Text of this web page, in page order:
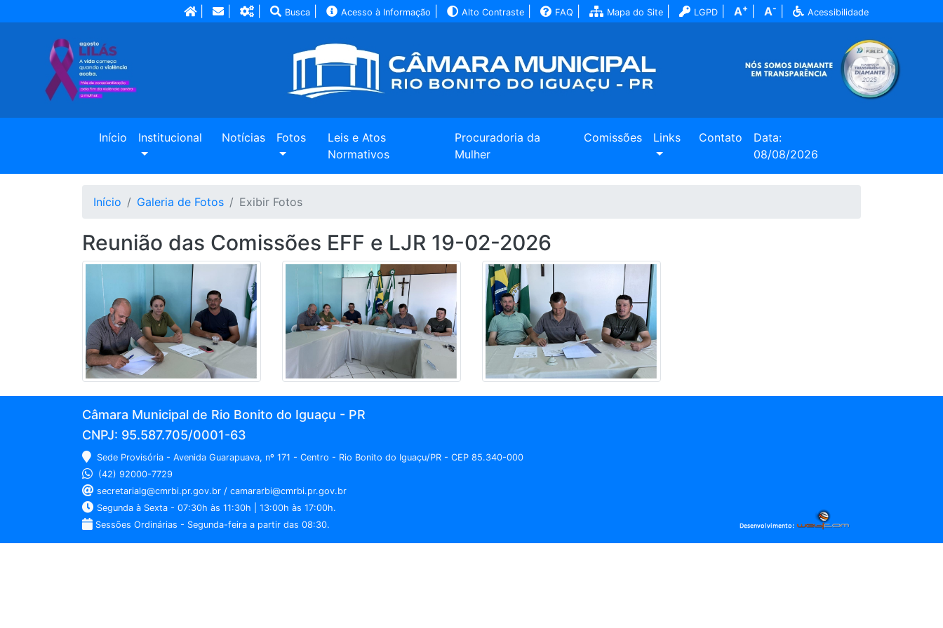
| Busca Acesso à Informação Alto Contraste FAQ Mapa do Site LGPD A+ A- Acessibilidade
Início (current)
Institucional Notícias Fotos
Leis e Atos
Normativos
Procuradoria da
Mulher
Comissões Links Contato
Data:
08/08/2026
Início Galeria de Fotos Exibir Fotos
Reunião das Comissões EFF e LJR 19-02-2026
Câmara Municipal de Rio Bonito do Iguaçu - PR
CNPJ: 95.587.705/0001-63
Sede Provisória - Avenida Guarapuava, nº 171 - Centro - Rio Bonito do Iguaçu/PR - CEP 85.340-000
(42) 92000-7729
secretarialg@cmrbi.pr.gov.br / camararbi@cmrbi.pr.gov.br
Segunda à Sexta - 07:30h às 11:30h | 13:00h às 17:00h.
Sessões Ordinárias - Segunda-feira a partir das 08:30.